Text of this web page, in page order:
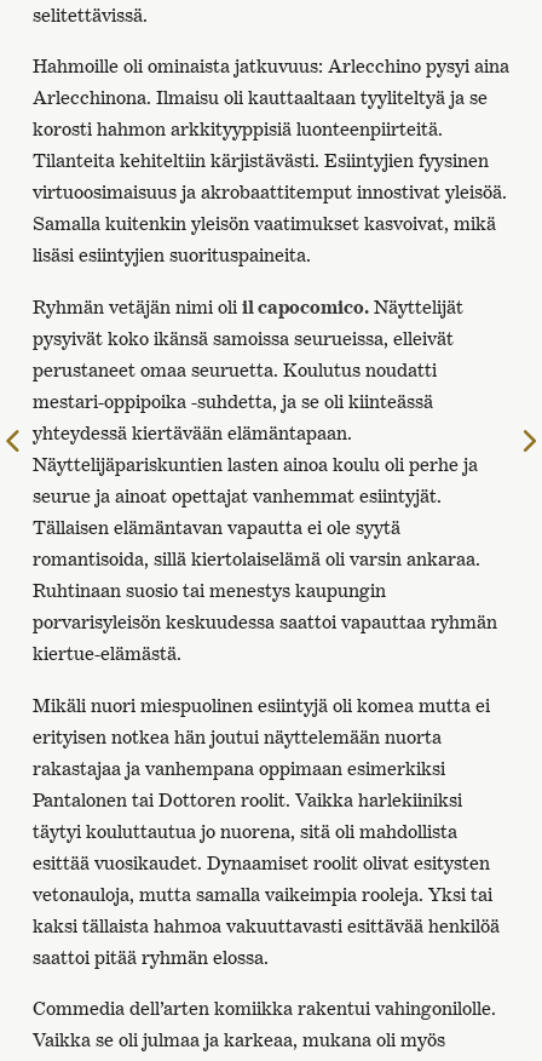
selitettävissä.
Hahmoille oli ominaista jatkuvuus: Arlecchino pysyi aina
Arlecchinona. Ilmaisu oli kauttaaltaan tyyliteltyä ja se
korosti hahmon arkkityyppisiä luonteenpiirteitä.
Tilanteita kehiteltiin kärjistävästi. Esiintyjien fyysinen
virtuoosimaisuus ja akrobaattitemput innostivat yleisöä.
Samalla kuitenkin yleisön vaatimukset kasvoivat, mikä
lisäsi esiintyjien suorituspaineita.
Ryhmän vetäjän nimi oli il capocomico.Näyttelijät
pysyivät koko ikänsä samoissa seurueissa, elleivät
perustaneet omaa seuruetta. Koulutus noudatti
mestari-oppipoika -suhdetta, ja se oli kiinteässä
yhteydessä kiertävään elämäntapaan.
Näyttelijäpariskuntien lasten ainoa koulu oli perhe ja
seurue ja ainoat opettajat vanhemmat esiintyjät.
Tällaisen elämäntavan vapautta ei ole syytä
romantisoida, sillä kiertolaiselämä oli varsin ankaraa.
Ruhtinaan suosio tai menestys kaupungin
porvarisyleisön keskuudessa saattoi vapauttaa ryhmän
kiertue-elämästä.
Mikäli nuori miespuolinen esiintyjä oli komea mutta ei
erityisen notkea hän joutui näyttelemään nuorta
rakastajaa ja vanhempana oppimaan esimerkiksi
Pantalonen tai Dottoren roolit. Vaikka harlekiiniksi
täytyi kouluttautua jo nuorena, sitä oli mahdollista
esittää vuosikaudet. Dynaamiset roolit olivat esitysten
vetonauloja, mutta samalla vaikeimpia rooleja. Yksi tai
kaksi tällaista hahmoa vakuuttavasti esittävää henkilöä
saattoi pitää ryhmän elossa.
Commedia dell’arten komiikka rakentui vahingonilolle.
Vaikka se oli julmaa ja karkeaa, mukana oli myös
Edelliselle
sivulle